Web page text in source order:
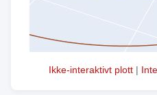
Ikke-interaktivt plott |